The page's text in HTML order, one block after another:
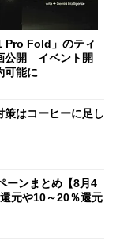
Pro Fold」のティ
公開 イベント開
可能に
策はコーヒーに足し
ーンまとめ【8月4
元や10～20％還元